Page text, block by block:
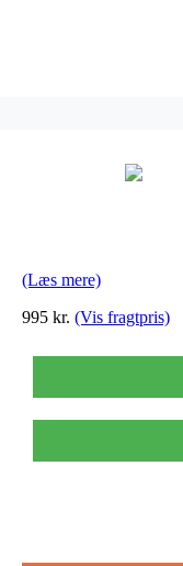
(Læs mere)
995 kr. (Vis fragtpris)